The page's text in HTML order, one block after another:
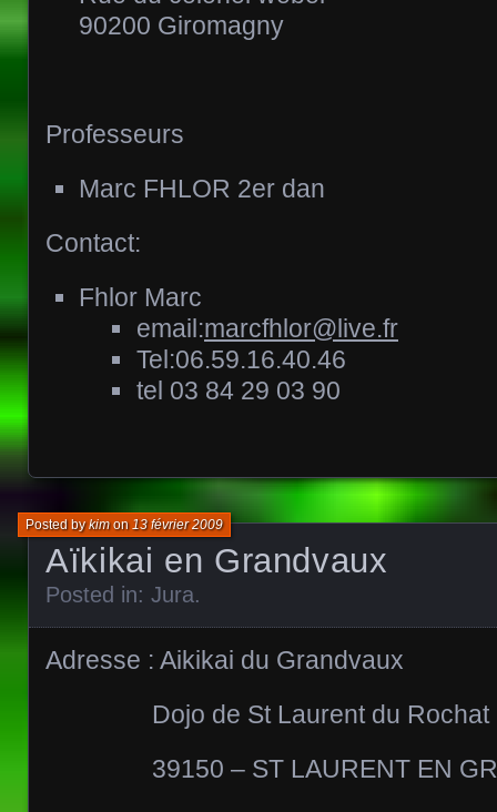
90200 Giromagny
Professeurs
Marc FHLOR 2er dan
Contact:
Fhlor Marc
email:marcfhlor@live.fr
Tel:06.59.16.40.46
tel 03 84 29 03 90
Aïkikai en Grandvaux
Posted bykimon13 février 2009
Posted in: Jura.
Adresse : Aikikai du Grandvaux
Dojo de St Laurent du Rochat
39150 – ST LAURENT EN